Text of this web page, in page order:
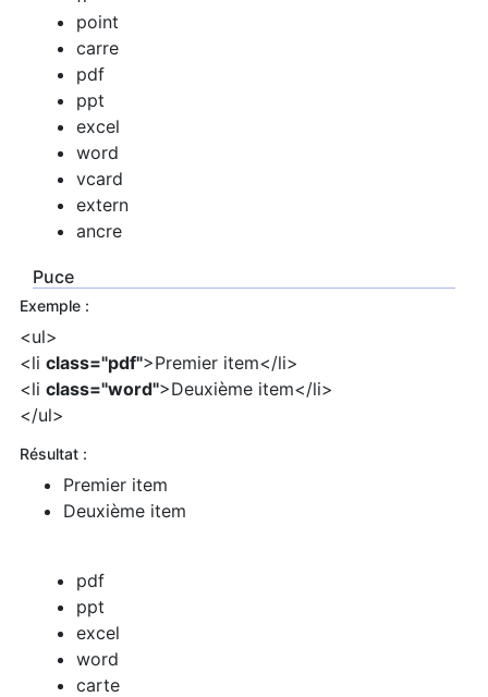
point
carre
pdf
ppt
excel
word
vcard
extern
ancre
Puce
Exemple :
<ul>
<li class="pdf">Premier item</li>
<li class="word">Deuxième item</li>
</ul>
Résultat :
Premier item
Deuxième item
pdf
ppt
excel
word
carte